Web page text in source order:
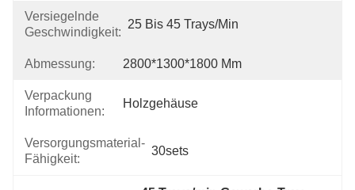
Versiegelnde
Geschwindigkeit:
25 Bis 45 Trays/min
Abmessung: 2800*1300*1800 Mm
Verpackung
Informationen:
Holzgehäuse
Versorgungsmaterial-
Fähigkeit:
30sets